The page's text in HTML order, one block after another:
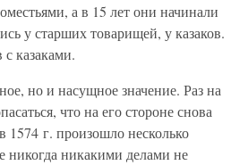
а в 15 лет они начинали
у старших товарищей, у казаков.
казаками.
но и насущное значение. Раз на
что на его стороне снова
г. произошло несколько
никогда никакими делами не